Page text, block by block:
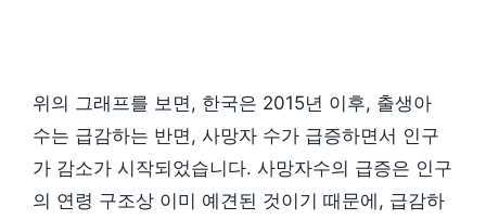
위의 그래프를 보면, 한국은 2015년 이후, 출생아
수는 급감하는 반면, 사망자 수가 급증하면서 인구
가 감소가 시작되었습니다. 사망자수의 급증은 인구
의 연령 구조상 이미 예견된 것이기 때문에, 급감하